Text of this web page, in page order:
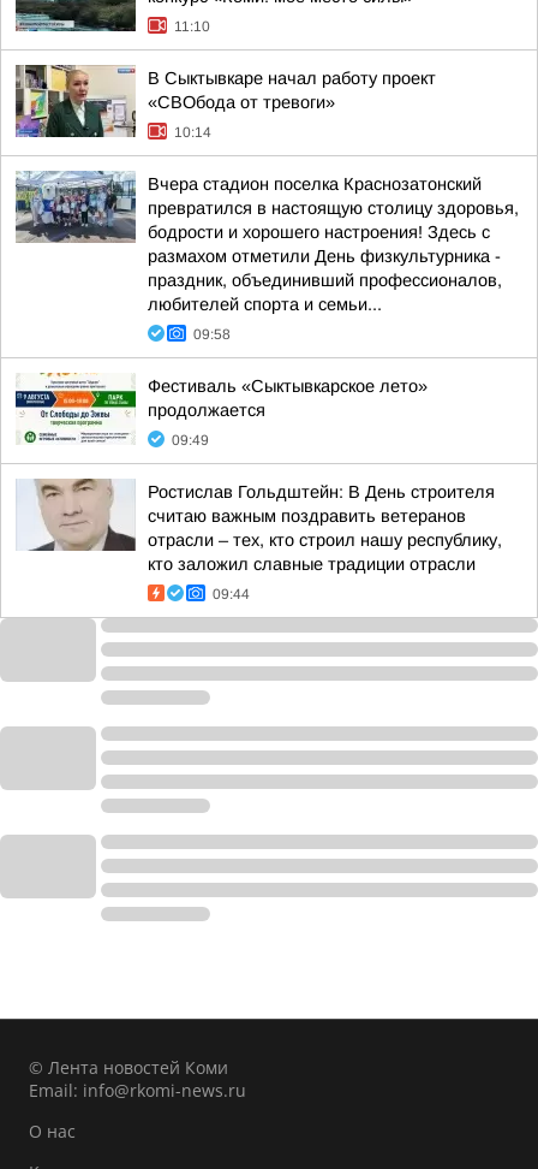
11:10
В Сыктывкаре начал работу проект
«СВОбода от тревоги»
10:14
Вчера стадион поселка Краснозатонский
превратился в настоящую столицу здоровья,
бодрости и хорошего настроения! Здесь с
размахом отметили День физкультурника -
праздник, объединивший профессионалов,
любителей спорта и семьи...
09:58
Фестиваль «Сыктывкарское лето»
продолжается
09:49
Ростислав Гольдштейн: В День строителя
считаю важным поздравить ветеранов
отрасли – тех, кто строил нашу республику,
кто заложил славные традиции отрасли
09:44
© Лента новостей Коми
Email: info@rkomi-news.ru
О нас